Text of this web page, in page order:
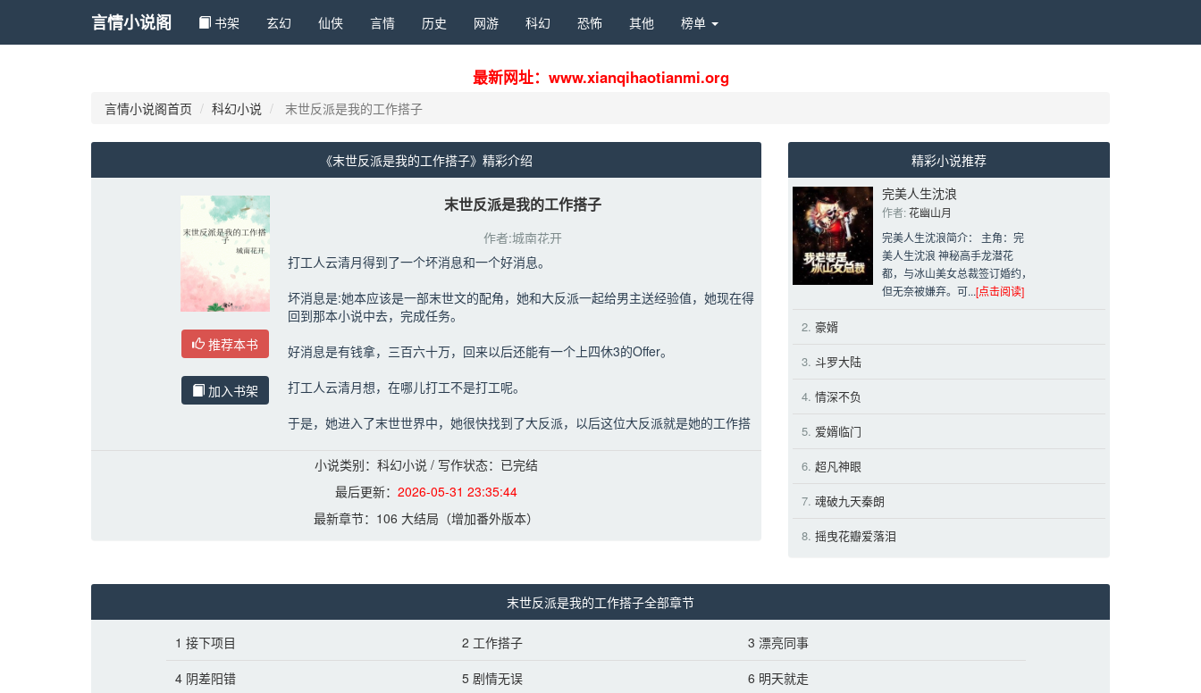
言情小说阁 书架 玄幻 仙侠 言情 历史 网游 科幻 恐怖 其他 榜单
最新网址：www.xianqihaotianmi.org
言情小说阁首页 科幻小说 末世反派是我的工作搭子
《末世反派是我的工作搭子》精彩介绍
推荐本书
加入书架
末世反派是我的工作搭子
作者:城南花开
打工人云清月得到了一个坏消息和一个好消息。
坏消息是:她本应该是一部末世文的配角，她和大反派一起给男主送经验值，她现在得
回到那本小说中去，完成任务。
好消息是有钱拿，三百六十万，回来以后还能有一个上四休3的Offer。
打工人云清月想，在哪儿打工不是打工呢。
于是，她进入了末世世界中，她很快找到了大反派，以后这位大反派就是她的工作搭
她对工作搭子只有三个要求:能一起摸鱼，能一起吃饭，能一起骂老板，这里当然就是
一起骂这个世界的男主。
她的工作搭子在吃饭和摸鱼上没什么问题，只是每次骂男主的时候，他都有种迷之微
云清月心说自己这个工作搭子还挺讲究，都不在背后说老板坏话。
下一本写《不配》
龙千里第一次穿越到ABO世界时，她自己身份是女性Omega，但她脑子里性别只分男
女，不分ABO，那个时候，她其实想过谈恋爱，但问题是她实在是无法和男A生活在
小说类别：科幻小说 / 写作状态：已完结
最后更新： 2026-05-31 23:35:44
最新章节： 106 大结局（增加番外版本）
精彩小说推荐
完美人生沈浪
作者: 花幽山月
完美人生沈浪简介： 主角：完
美人生沈浪 神秘高手龙潜花
都，与冰山美女总裁签订婚约，
但无奈被嫌弃。可...[点击阅读]
2. 豪婿
3. 斗罗大陆
4. 情深不负
5. 爱婿临门
6. 超凡神眼
7. 魂破九天秦朗
8. 摇曳花瓣爱落泪
末世反派是我的工作搭子全部章节
1 接下项目 2 工作搭子
3 漂亮同事
4 阴差阳错
5 剧情无误
6 明天就走